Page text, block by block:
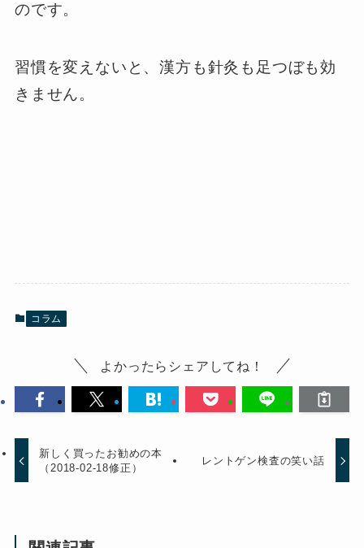
のです。
習慣を変えないと、漢方も針灸も足つぼも効
きません。
コラム
よかったらシェアしてね！
新しく買ったお勧めの本
（2018-02-18修正）
レントゲン検査の笑い話